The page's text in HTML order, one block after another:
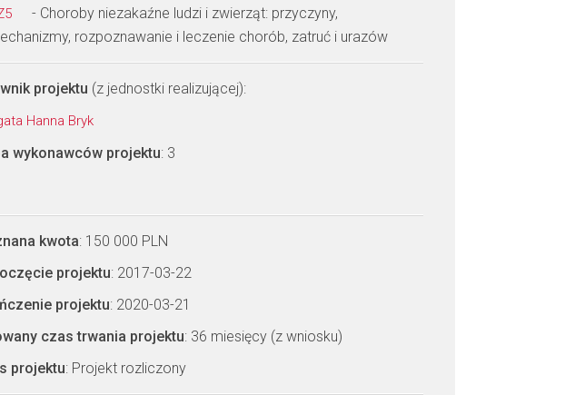
- Choroby niezakaźne ludzi i zwierząt: przyczyny,
rozpoznawanie i leczenie chorób, zatruć i urazów
projektu (z jednostki realizującej):
Hanna Bryk
wykonawców projektu: 3
kwota: 150 000 PLN
projektu: 2017-03-22
projektu: 2020-03-21
czas trwania projektu: 36 miesięcy (z wniosku)
projektu: Projekt rozliczony